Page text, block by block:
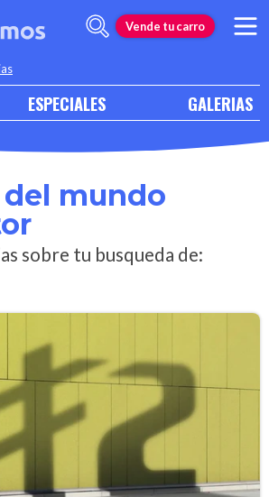
Vende tu carro
ESPECIALES GALERIAS
mundo
sobre tu busqueda de: